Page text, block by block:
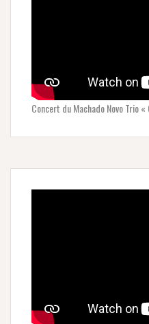
Concert du Machado Novo Trio